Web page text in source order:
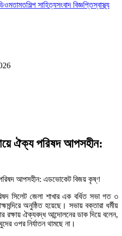
মতামতশিল্প সাহিত্যসংবাদ বিজ্ঞপ্তিস্বাস্থ্য
ঐক্য পরিষদ আপসহীন:
সিলেট জেলা শাখার এক বর্ধিত সভা গত ৩
অনুষ্ঠিত হয়েছে। সভায় বক্তারা ধর্মীয়
রক্ষায় ঐক্যবদ্ধ আন্দোলনের ডাক দিয়ে বলেন,
ওপর নির্যাতন থামছে না।